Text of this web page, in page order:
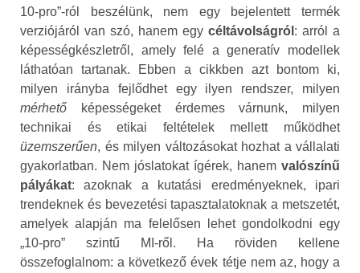
10‑pro”-ról beszélünk, nem egy bejelentett termék
verziójáról van szó, hanem egy céltávolságról : arról a
képességkészletről, amely felé a generatív modellek
láthatóan tartanak. Ebben a cikkben azt bontom ki,
milyen irányba fejlődhet egy ilyen rendszer, milyen
mérhető képességeket érdemes várnunk, milyen
technikai és etikai feltételek mellett működhet
üzemszerűen, és milyen változásokat hozhat a vállalati
gyakorlatban. Nem jóslatokat ígérek, hanem valószínű
pályákat: azoknak a kutatási eredményeknek, ipari
trendeknek és bevezetési tapasztalatoknak a metszetét,
amelyek alapján ma felelősen lehet gondolkodni egy
„10‑pro” szintű MI‑ről. Ha röviden kellene
összefoglalnom: a következő évek tétje nem az, hogy a